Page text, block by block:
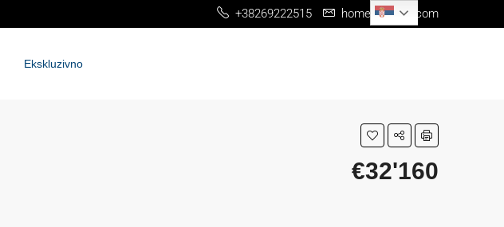
+38269222515 home@me-re.com
Ekskluzivno
€32'160
Serbian